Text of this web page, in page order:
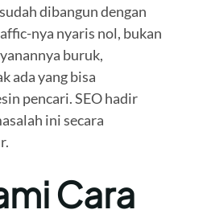
dibangun dengan
nya nyaris nol, bukan
buruk,
ada yang bisa
pencari. SEO hadir
ini secara
Cara